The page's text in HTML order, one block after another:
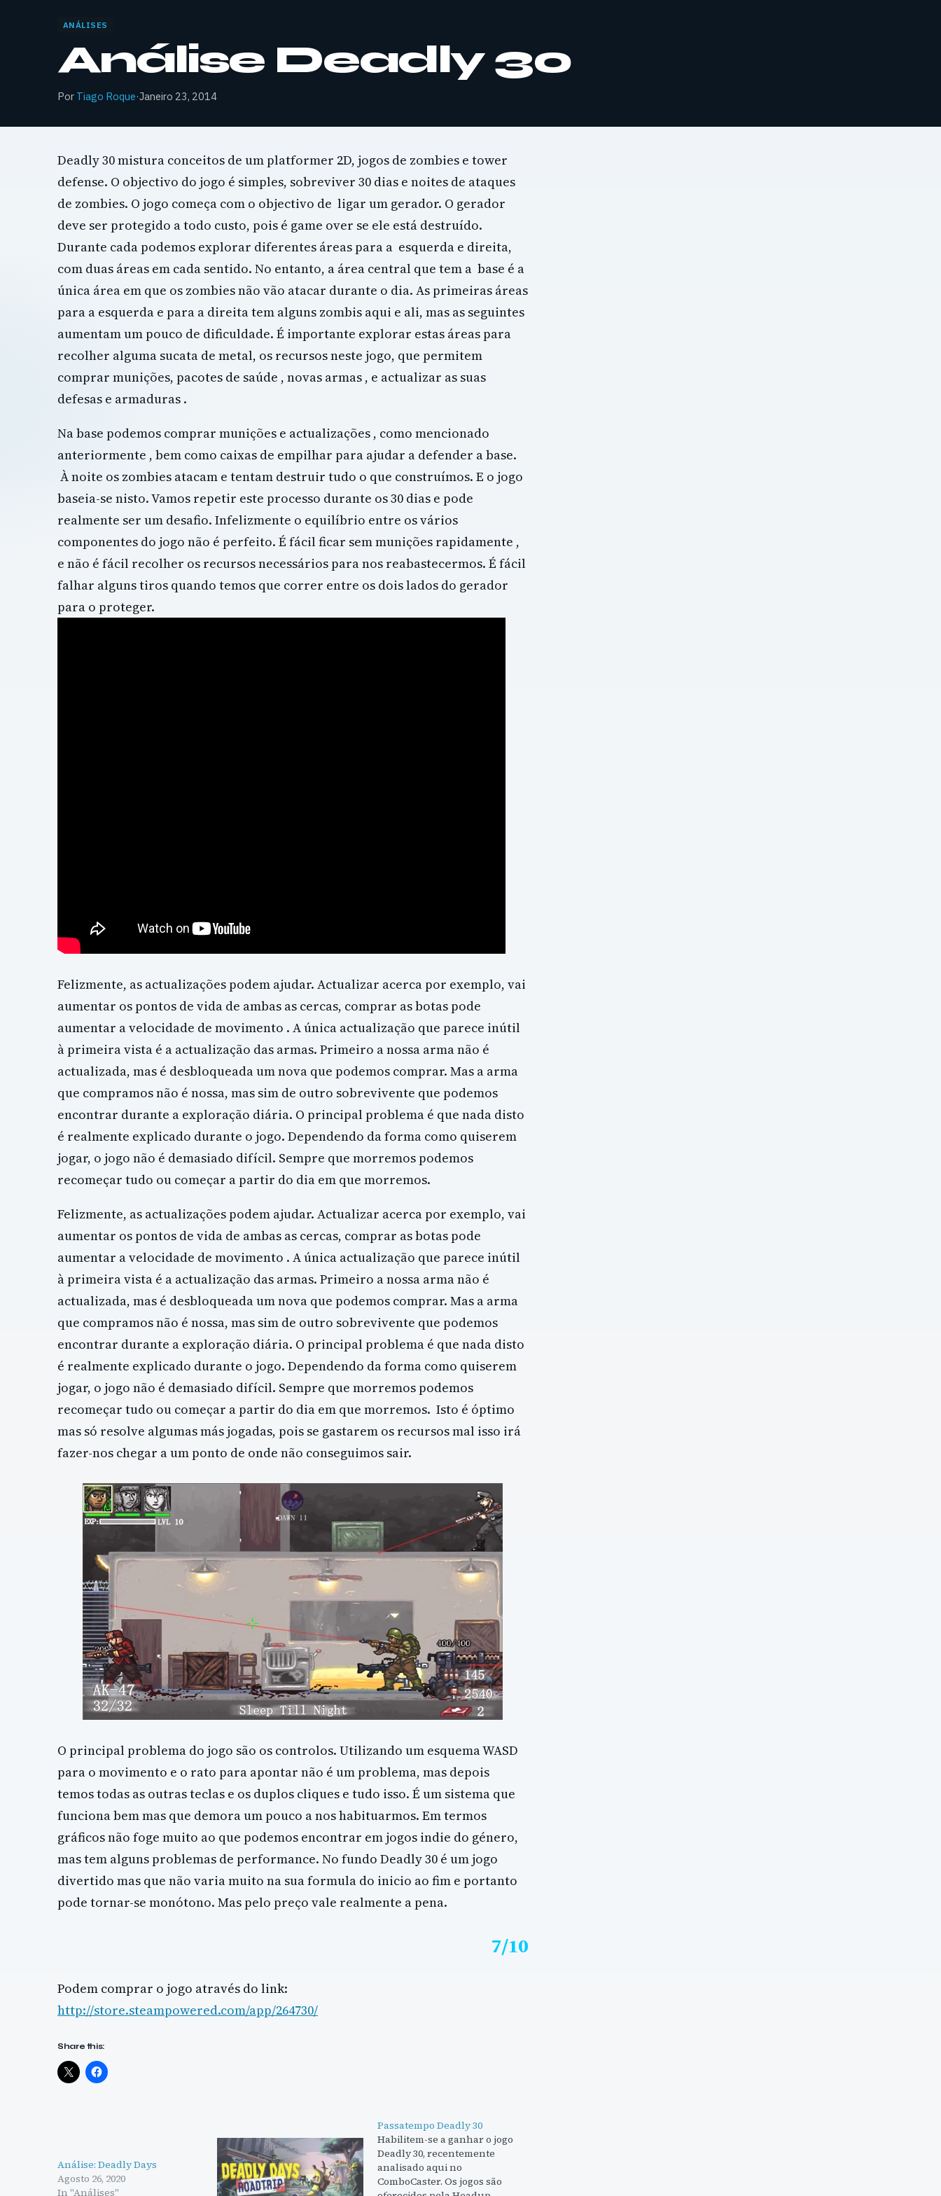
ANÁLISES
Análise Deadly 30
Por Tiago Roque·Janeiro 23, 2014
Deadly 30 mistura conceitos de um platformer 2D, jogos de zombies e tower
defense. O objectivo do jogo é simples, sobreviver 30 dias e noites de ataques
de zombies. O jogo começa com o objectivo de ligar um gerador. O gerador
deve ser protegido a todo custo, pois é game over se ele está destruído.
Durante cada podemos explorar diferentes áreas para a esquerda e direita,
com duas áreas em cada sentido. No entanto, a área central que tem a base é a
única área em que os zombies não vão atacar durante o dia. As primeiras áreas
para a esquerda e para a direita tem alguns zombis aqui e ali, mas as seguintes
aumentam um pouco de dificuldade. É importante explorar estas áreas para
recolher alguma sucata de metal, os recursos neste jogo, que permitem
comprar munições, pacotes de saúde , novas armas , e actualizar as suas
defesas e armaduras .
Na base podemos comprar munições e actualizações , como mencionado
anteriormente , bem como caixas de empilhar para ajudar a defender a base.
À noite os zombies atacam e tentam destruir tudo o que construímos. E o jogo
baseia-se nisto. Vamos repetir este processo durante os 30 dias e pode
realmente ser um desafio. Infelizmente o equilíbrio entre os vários
componentes do jogo não é perfeito. É fácil ficar sem munições rapidamente ,
e não é fácil recolher os recursos necessários para nos reabastecermos. É fácil
falhar alguns tiros quando temos que correr entre os dois lados do gerador
para o proteger.
Felizmente, as actualizações podem ajudar. Actualizar acerca por exemplo, vai
aumentar os pontos de vida de ambas as cercas, comprar as botas pode
aumentar a velocidade de movimento . A única actualização que parece inútil
à primeira vista é a actualização das armas. Primeiro a nossa arma não é
actualizada, mas é desbloqueada um nova que podemos comprar. Mas a arma
que compramos não é nossa, mas sim de outro sobrevivente que podemos
encontrar durante a exploração diária. O principal problema é que nada disto
é realmente explicado durante o jogo. Dependendo da forma como quiserem
jogar, o jogo não é demasiado difícil. Sempre que morremos podemos
recomeçar tudo ou começar a partir do dia em que morremos.
Felizmente, as actualizações podem ajudar. Actualizar acerca por exemplo, vai
aumentar os pontos de vida de ambas as cercas, comprar as botas pode
aumentar a velocidade de movimento . A única actualização que parece inútil
à primeira vista é a actualização das armas. Primeiro a nossa arma não é
actualizada, mas é desbloqueada um nova que podemos comprar. Mas a arma
que compramos não é nossa, mas sim de outro sobrevivente que podemos
encontrar durante a exploração diária. O principal problema é que nada disto
é realmente explicado durante o jogo. Dependendo da forma como quiserem
jogar, o jogo não é demasiado difícil. Sempre que morremos podemos
recomeçar tudo ou começar a partir do dia em que morremos. Isto é óptimo
mas só resolve algumas más jogadas, pois se gastarem os recursos mal isso irá
fazer-nos chegar a um ponto de onde não conseguimos sair.
O principal problema do jogo são os controlos. Utilizando um esquema WASD
para o movimento e o rato para apontar não é um problema, mas depois
temos todas as outras teclas e os duplos cliques e tudo isso. É um sistema que
funciona bem mas que demora um pouco a nos habituarmos. Em termos
gráficos não foge muito ao que podemos encontrar em jogos indie do género,
mas tem alguns problemas de performance. No fundo Deadly 30 é um jogo
divertido mas que não varia muito na sua formula do inicio ao fim e portanto
pode tornar-se monótono. Mas pelo preço vale realmente a pena.
7/10
Podem comprar o jogo através do link:
http://store.steampowered.com/app/264730/
Share this:
Análise: Deadly Days
Agosto 26, 2020
In "Análises"
Passatempo Deadly 30
Habilitem-se a ganhar o jogo
Deadly 30, recentemente
analisado aqui no
ComboCaster. Os jogos são